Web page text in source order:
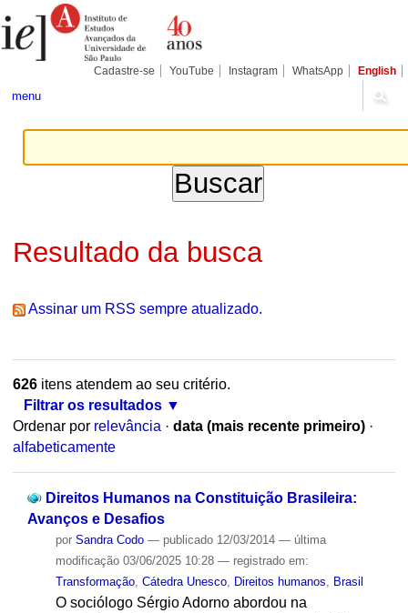
para
conteúdo.
Pessoais
Cadastre-se YouTube Instagram WhatsApp English
menu
Resultado da busca
Assinar um RSS sempre atualizado.
626itens atendem ao seu critério.
Filtrar os resultados
Ordenar por relevância · data (mais recente primeiro) ·
alfabeticamente
Direitos Humanos na Constituição Brasileira:
Avanços e Desafios
por Sandra Codo — publicado12/03/2014 — última
modificação03/06/2025 10:28 — registrado em:
Transformação, Cátedra Unesco, Direitos humanos Brasil
O sociólogo Sérgio Adorno abordou na